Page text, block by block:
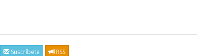
Suscríbete RSS